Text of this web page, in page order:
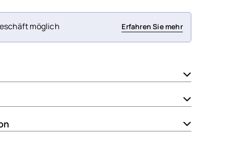
möglich Erfahren Sie mehr